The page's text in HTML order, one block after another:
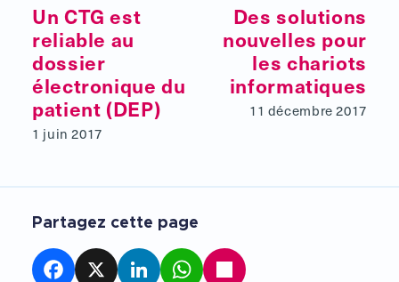
Un CTG est
reliable au
dossier
électronique du
patient (DEP)
1 juin 2017
Des solutions
nouvelles pour
les chariots
informatiques
11 décembre 2017
Partagez cette page